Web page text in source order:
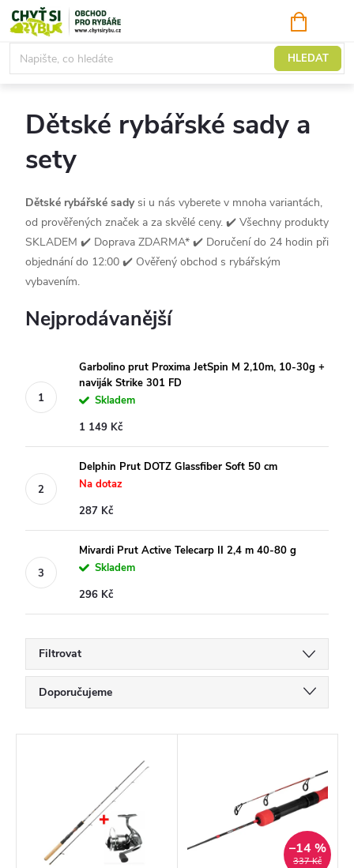
Přejít
na
obsah
HLEDAT
KOŠÍK
Pruty
Dětské rybářské sady a
sety
Dětské rybářské sadysi u nás vyberete v mnoha variantách,
od prověřených značek a za skvělé ceny. ✔️ Všechny produkty
SKLADEM ✔️ Doprava ZDARMA* ✔️ Doručení do 24 hodin při
objednání do 12:00 ✔️ Ověřený obchod s rybářským
vybavením.
Nejprodávanější
Garbolino prut Proxima JetSpin M 2,10m, 10-30g +
naviják Strike 301 FD
Skladem
1 149 Kč
Delphin Prut DOTZ Glassfiber Soft 50 cm
Na dotaz
287 Kč
Mivardi Prut Active Telecarp II 2,4 m 40-80 g
Skladem
296 Kč
Filtrovat
a
z
Doporučujeme
Nejprodávanější
Abecedně
337 Kč
–14 %